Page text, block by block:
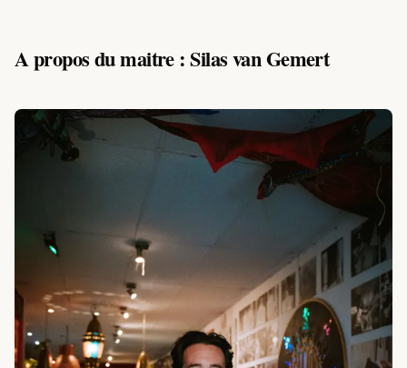
A propos du maitre : Silas van Gemert